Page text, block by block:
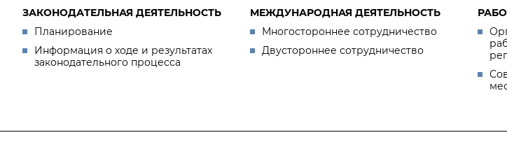
ЗАКОНОДАТЕЛЬНАЯ ДЕЯТЕЛЬНОСТЬ
Планирование
Информация о ходе и результатах
законодательного процесса
МЕЖДУНАРОДНАЯ ДЕЯТЕЛЬНОСТЬ
Многостороннее сотрудничество
Двустороннее сотрудничество